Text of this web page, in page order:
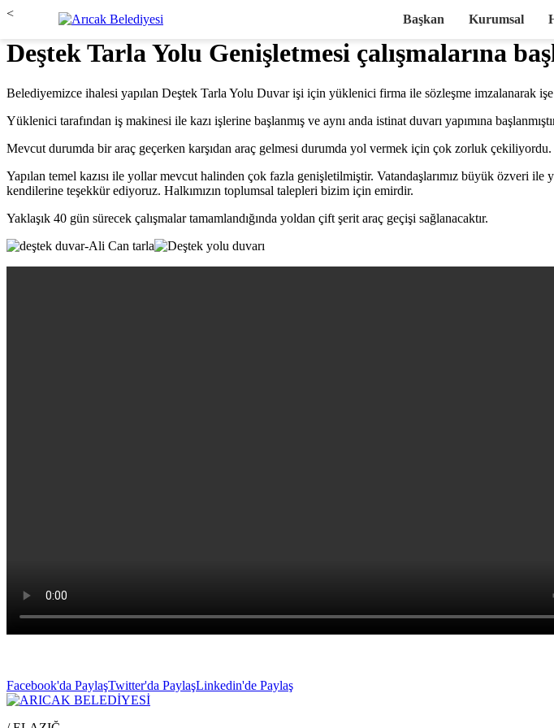
< Başkan Kurumsal
Deştek Tarla Yolu Genişletmesi çalışmalarına
Belediyemizce ihalesi yapılan Deştek Tarla Yolu Duvar işi için yüklenici firma ile sözleşme imzalanarak işe
Yüklenici tarafından iş makinesi ile kazı işlerine başlanmış ve aynı anda istinat duvarı yapımına
Mevcut durumda bir araç geçerken karşıdan araç gelmesi durumda yol vermek için çok zorluk çekiliyordu.
Yapılan temel kazısı ile yollar mevcut halinden çok fazla genişletilmiştir. Vatandaşlarımız büyük özveri
kendilerine teşekkür ediyoruz. Halkımızın toplumsal talepleri bizim için emirdir.
Yaklaşık 40 gün sürecek çalışmalar tamamlandığında yoldan çift şerit araç geçişi sağlanacaktır.
Facebook'da PaylaşTwitter'da PaylaşLinkedin'de Paylaş